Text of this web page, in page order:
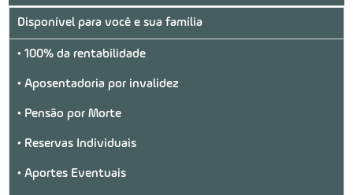
Disponível para você e sua família
• 100% da rentabilidade
• Aposentadoria por invalidez
• Pensão por Morte
• Reservas Individuais
• Aportes Eventuais